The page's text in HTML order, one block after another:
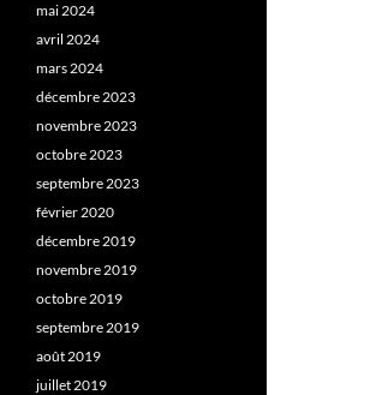
mai 2024
avril 2024
mars 2024
décembre 2023
novembre 2023
octobre 2023
septembre 2023
février 2020
décembre 2019
novembre 2019
octobre 2019
septembre 2019
août 2019
juillet 2019